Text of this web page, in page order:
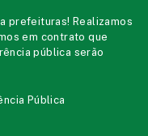
prefeituras! Realizamos
em contrato que
pública serão
Pública